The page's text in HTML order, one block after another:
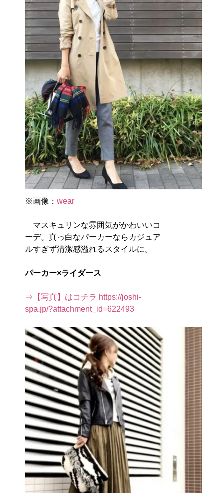
※画像： wear
マスキュリンな雰囲気がかわいいコ
ーデ。真っ白なパーカーならカジュア
ルすぎず清潔感溢れるスタイルに。
パーカー×ライダース
⇒【写真】はコチラ https://joshi-
spa.jp/?attachment_id=622493